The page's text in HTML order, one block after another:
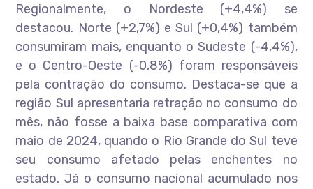
Regionalmente, o Nordeste (+4,4%) se
destacou. Norte (+2,7%) e Sul (+0,4%) também
consumiram mais, enquanto o Sudeste (-4,4%),
e o Centro-Oeste (-0,8%) foram responsáveis
pela contração do consumo. Destaca-se que a
região Sul apresentaria retração no consumo do
mês, não fosse a baixa base comparativa com
maio de 2024, quando o Rio Grande do Sul teve
seu consumo afetado pelas enchentes no
estado. Já o consumo nacional acumulado nos